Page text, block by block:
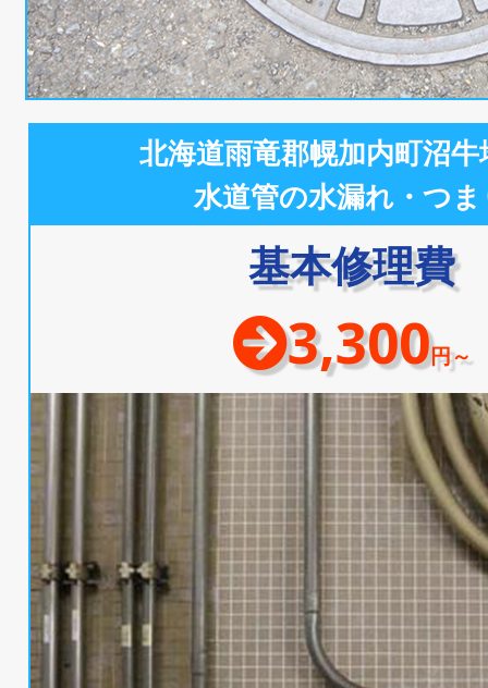
北海道雨竜郡幌加内町沼
水道管の水漏れ・つ
基本修理費
3,300円～